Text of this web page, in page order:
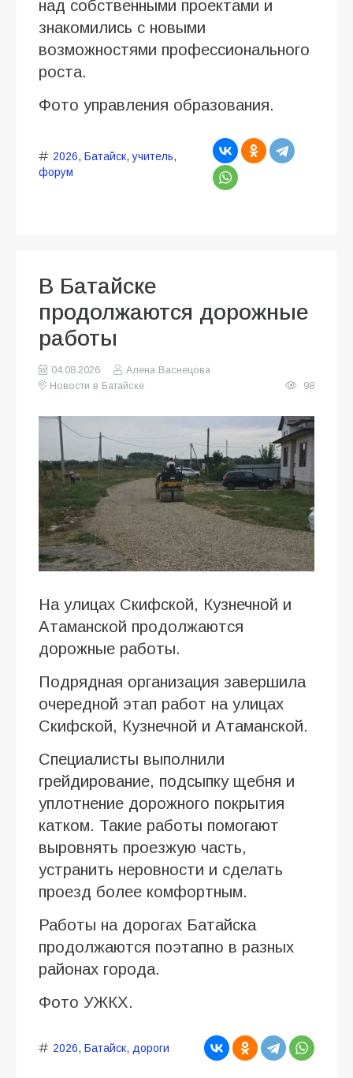
над собственными проектами и
знакомились с новыми
возможностями профессионального
роста.
Фото управления образования.
2026, Батайск,учитель,
форум
В Батайске
продолжаются дорожные
работы
04.08.2026
Алена Васнецова
Новости в Батайске
98
На улицах Скифской, Кузнечной и
Атаманской продолжаются
дорожные работы.
Подрядная организация завершила
очередной этап работ на улицах
Скифской, Кузнечной и Атаманской.
Специалисты выполнили
грейдирование, подсыпку щебня и
уплотнение дорожного покрытия
катком. Такие работы помогают
выровнять проезжую часть,
устранить неровности и сделать
проезд более комфортным.
Работы на дорогах Батайска
продолжаются поэтапно в разных
районах города.
Фото УЖКХ.
2026, Батайск, дороги